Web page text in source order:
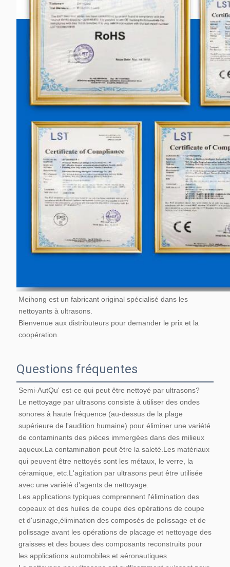
Meihong est un fabricant original spécialisé dans les
nettoyants à ultrasons.
Bienvenue aux distributeurs pour demander le prix et la
coopération.
Questions fréquentes
Semi-AutQu' est-ce qui peut être nettoyé par ultrasons?
Le nettoyage par ultrasons consiste à utiliser des ondes
sonores à haute fréquence (au-dessus de la plage
supérieure de l'audition humaine) pour éliminer une variété
de contaminants des pièces immergées dans des milieux
aqueux.La contamination peut être la saleté.Les matériaux
qui peuvent être nettoyés sont les métaux, le verre, la
céramique, etc.L'agitation par ultrasons peut être utilisée
avec une variété d'agents de nettoyage.
Les applications typiques comprennent l'élimination des
copeaux et des huiles de coupe des opérations de coupe
et d'usinage,élimination des composés de polissage et de
polissage avant les opérations de placage et nettoyage des
graisses et des boues des composants reconstruits pour
les applications automobiles et aéronautiques.